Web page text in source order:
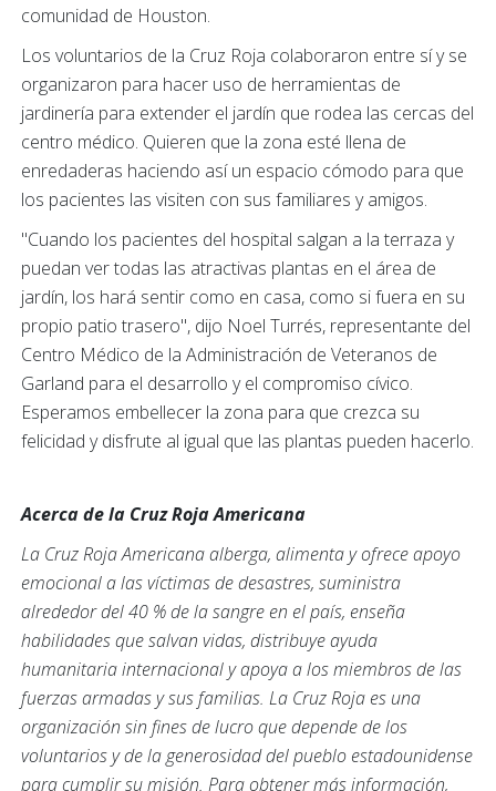
comunidad de Houston.
Los voluntarios de la Cruz Roja colaboraron entre sí y se
organizaron para hacer uso de herramientas de
jardinería para extender el jardín que rodea las cercas del
centro médico. Quieren que la zona esté llena de
enredaderas haciendo así un espacio cómodo para que
los pacientes las visiten con sus familiares y amigos.
"Cuando los pacientes del hospital salgan a la terraza y
puedan ver todas las atractivas plantas en el área de
jardín, los hará sentir como en casa, como si fuera en su
propio patio trasero", dijo Noel Turrés, representante del
Centro Médico de la Administración de Veteranos de
Garland para el desarrollo y el compromiso cívico.
Esperamos embellecer la zona para que crezca su
felicidad y disfrute al igual que las plantas pueden hacerlo.
Acerca de la Cruz Roja Americana
La Cruz Roja Americana alberga, alimenta y ofrece apoyo
emocional a las víctimas de desastres, suministra
alrededor del 40 % de la sangre en el país, enseña
habilidades que salvan vidas, distribuye ayuda
humanitaria internacional y apoya a los miembros de las
fuerzas armadas y sus familias. La Cruz Roja es una
organización sin fines de lucro que depende de los
voluntarios y de la generosidad del pueblo estadounidense
para cumplir su misión. Para obtener más información,